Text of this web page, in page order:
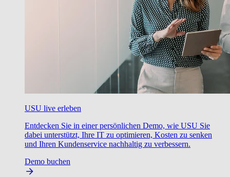
USU live erleben
Entdecken Sie in einer persönlichen Demo, wie USU Sie
dabei unterstützt, Ihre IT zu optimieren, Kosten zu senken
und Ihren Kundenservice nachhaltig zu verbessern.
Demo buchen